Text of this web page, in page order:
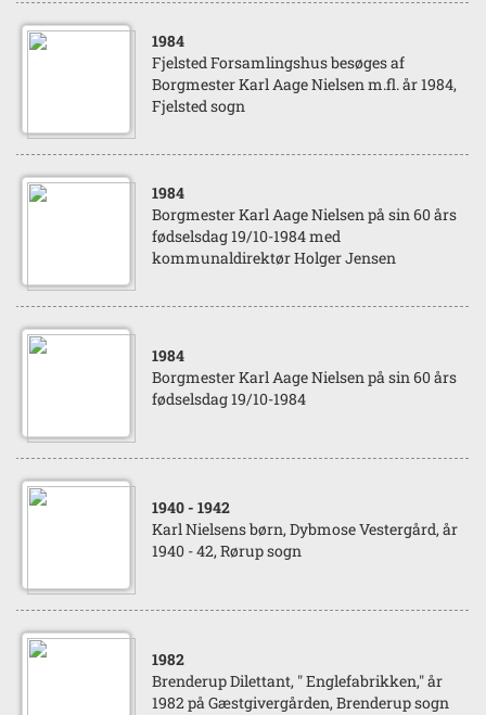
1984
Fjelsted Forsamlingshus besøges af
Borgmester Karl Aage Nielsen m.fl. år 1984,
Fjelsted sogn
1984
Borgmester Karl Aage Nielsen på sin 60 års
fødselsdag 19/10-1984 med
kommunaldirektør Holger Jensen
1984
Borgmester Karl Aage Nielsen på sin 60 års
fødselsdag 19/10-1984
1940 - 1942
Karl Nielsens børn, Dybmose Vestergård, år
1940 - 42, Rørup sogn
1982
Brenderup Dilettant, " Englefabrikken," år
1982 på Gæstgivergården, Brenderup sogn